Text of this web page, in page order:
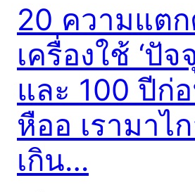
20 ความแต
เครื่องใช้ ‘ปั
และ 100 ปีก่อ
หืออ เรามาไ
เกิน…